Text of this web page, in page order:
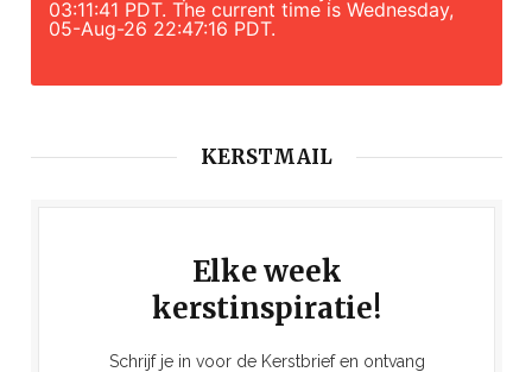
03:11:41 PDT. The current time is Wednesday,
05-Aug-26 22:47:16 PDT.
KERSTMAIL
Elke week
kerstinspiratie!
Schrijf je in voor de Kerstbrief en ontvang